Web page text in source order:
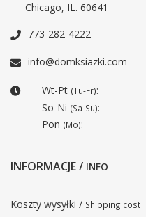
Chicago, IL. 60641
773-282-4222
info@domksiazki.com
Wt-Pt (Tu-Fr):
So-Ni (Sa-Su):
Pon (Mo):
INFORMACJE / INFO
Koszty wysyłki / Shipping cost